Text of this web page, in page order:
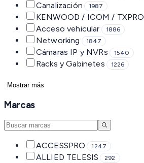
Canalización 1987
KENWOOD / ICOM / TXPRO
Acceso vehicular 1886
Networking 1847
Cámaras IP y NVRs 1540
Racks y Gabinetes 1226
Mostrar más
Marcas
ACCESSPRO 1247
ALLIED TELESIS 292